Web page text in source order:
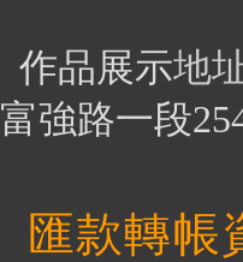
作品展示地
富強路一段
匯款轉帳